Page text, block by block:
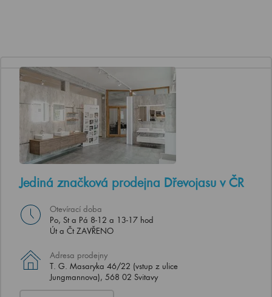
Jediná značková prodejna Dřevojasu v ČR
Otevírací doba
Po, St a Pá 8-12 a 13-17 hod
Út a Čt ZAVŘENO
Adresa prodejny
T. G. Masaryka 46/22 (vstup z ulice
Jungmannova), 568 02 Svitavy